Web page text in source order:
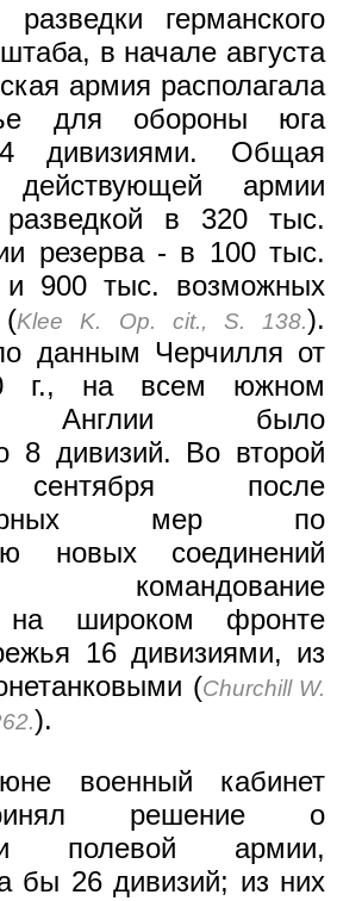
германского
в начале августа
армия располагала
для обороны юга
дивизиями. Общая
действующей армии
разведкой в 320 тыс.
резерва - в 100 тыс.
и 900 тыс. возможных
(Klee K. Op. cit., S. 138.).
данным Черчилля от
г., на всем южном
Англии было
8 дивизий. Во второй
сентября после
мер по
новых соединений
командование
на широком фронте
16 дивизиями, из
(Churchill W.
).
военный кабинет
решение о
полевой армии,
бы 26 дивизий; из них